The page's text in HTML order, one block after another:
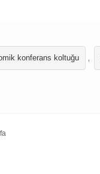
konferans koltuğu